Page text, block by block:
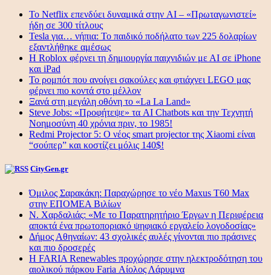
Το Netflix επενδύει δυναμικά στην AI – «Πρωταγωνιστεί»
ήδη σε 300 τίτλους
Tesla για… νήπια: Το παιδικό ποδήλατο των 225 δολαρίων
εξαντλήθηκε αμέσως
Η Roblox φέρνει τη δημιουργία παιχνιδιών με ΑΙ σε iPhone
και iPad
Το ρομπότ που ανοίγει σακούλες και φτιάχνει LEGO μας
φέρνει πιο κοντά στο μέλλον
Ξανά στη μεγάλη οθόνη το «La La Land»
Steve Jobs: «Προφήτεψε» τα AI Chatbots και την Τεχνητή
Νοημοσύνη 40 χρόνια πριν, το 1985!
Redmi Projector 5: Ο νέος smart projector της Xiaomi είναι
“σούπερ” και κοστίζει μόλις 140$!
CityGen.gr
Όμιλος Σαρακάκη: Παραχώρησε το νέο Maxus T60 Max
στην ΕΠΟΜΕΑ Βιλίων
Ν. Χαρδαλιάς: «Με το Παρατηρητήριο Έργων η Περιφέρεια
αποκτά ένα πρωτοποριακό ψηφιακό εργαλείο λογοδοσίας»
Δήμος Αθηναίων: 43 σχολικές αυλές γίνονται πιο πράσινες
και πιο δροσερές
Η FARIA Renewables προχώρησε στην ηλεκτροδότηση του
αιολικού πάρκου Faria Αίολος Λάρυμνα